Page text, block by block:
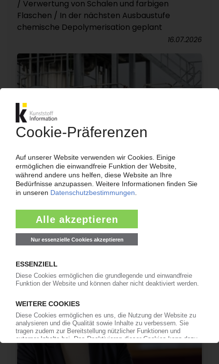
/ Verwertung von Schalen und farbigen
Flaschen / In der nächsten Ausbaustufe
chemische Depolymerisation geplant
16.07.2026
VIRIDOR
Recycling